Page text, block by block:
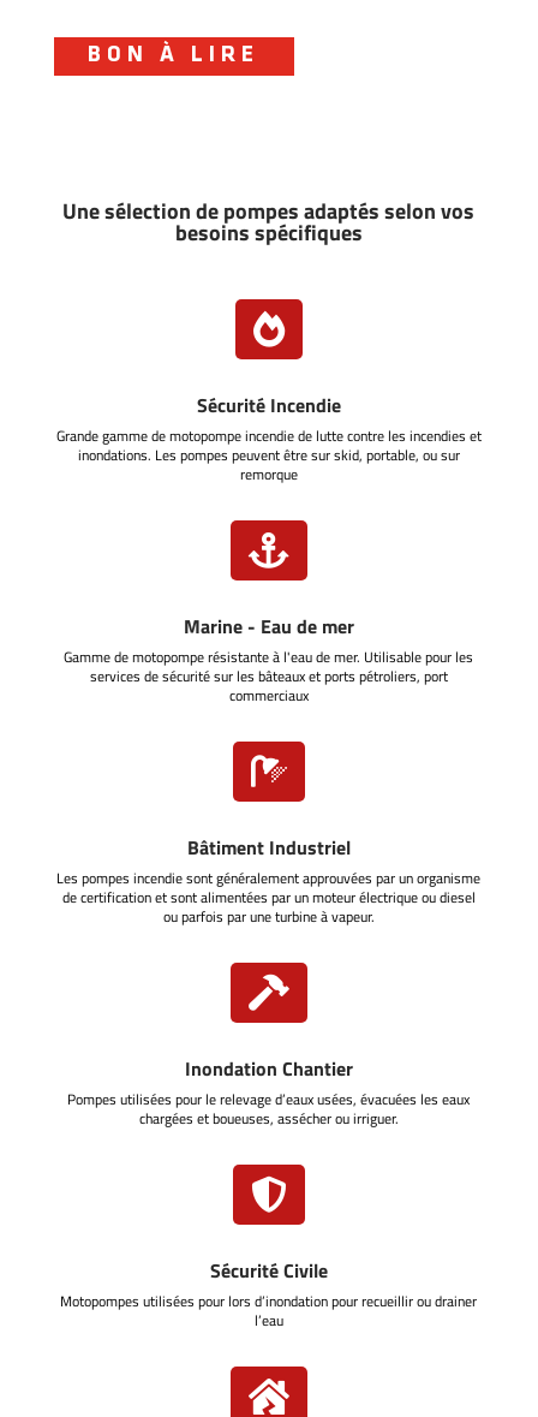
BON À LIRE
Une sélection de pompes adaptés selon vos
besoins spécifiques

Sécurité Incendie
Grande gamme de motopompe incendie de lutte contre les incendies et
inondations. Les pompes peuvent être sur skid, portable, ou sur
remorque

Marine - Eau de mer
Gamme de motopompe résistante à l'eau de mer. Utilisable pour les
services de sécurité sur les bâteaux et ports pétroliers, port
commerciaux

Bâtiment Industriel
Les pompes incendie sont généralement approuvées par un organisme
de certification et sont alimentées par un moteur électrique ou diesel
ou parfois par une turbine à vapeur.

Inondation Chantier
Pompes utilisées pour le relevage d’eaux usées, évacuées les eaux
chargées et boueuses, assécher ou irriguer.

Sécurité Civile
Motopompes utilisées pour lors d’inondation pour recueillir ou drainer
l’eau
